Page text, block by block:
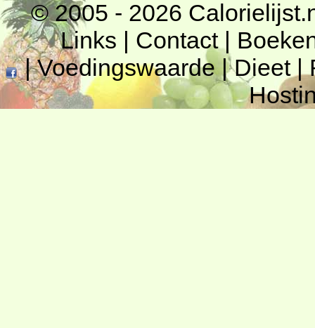
© 2005 - 2026
Links | Contact|
|Voedingswaarde|Dieet|